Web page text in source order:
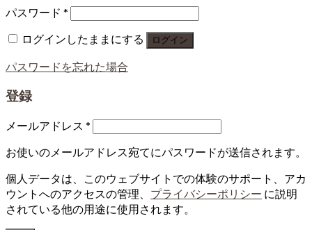
パスワード *
ログインしたままにする
ログイン
パスワードを忘れた場合
登録
メールアドレス *
お使いのメールアドレス宛てにパスワードが送信されます。
個人データは、このウェブサイトでの体験のサポート、アカ
ウントへのアクセスの管理、 プライバシーポリシー に説明
されている他の用途に使用されます。